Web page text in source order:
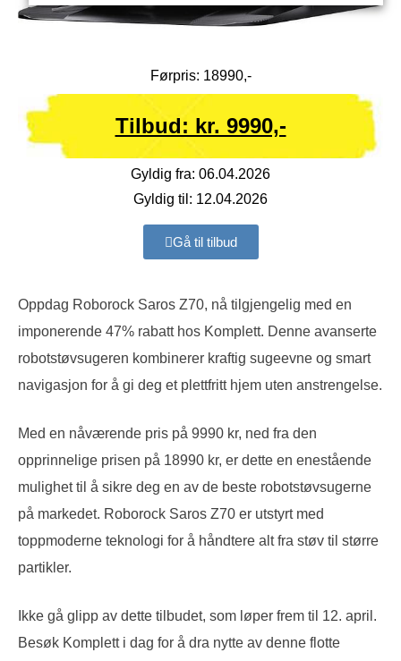
Førpris: 18990,-
Tilbud: kr. 9990,-
Gyldig fra: 06.04.2026
Gyldig til: 12.04.2026
Gå til tilbud
Oppdag Roborock Saros Z70, nå tilgjengelig med en
imponerende 47% rabatt hos Komplett. Denne avanserte
robotstøvsugeren kombinerer kraftig sugeevne og smart
navigasjon for å gi deg et plettfritt hjem uten anstrengelse.
Med en nåværende pris på 9990 kr, ned fra den
opprinnelige prisen på 18990 kr, er dette en enestående
mulighet til å sikre deg en av de beste robotstøvsugerne
på markedet. Roborock Saros Z70 er utstyrt med
toppmoderne teknologi for å håndtere alt fra støv til større
partikler.
Ikke gå glipp av dette tilbudet, som løper frem til 12. april.
Besøk Komplett i dag for å dra nytte av denne flotte